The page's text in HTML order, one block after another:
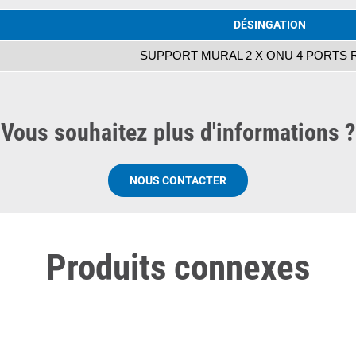
DÉSINGATION
SUPPORT MURAL 2 X ONU 4 PORTS
Vous souhaitez plus d'informations ?
NOUS CONTACTER
Produits connexes